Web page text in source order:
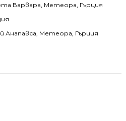
Варвара, Метеора, Гърция
Анапавса, Метеора, Гърция